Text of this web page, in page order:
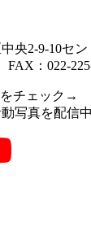
央2-9-10セ
：022-
チェック→
写真を配信中